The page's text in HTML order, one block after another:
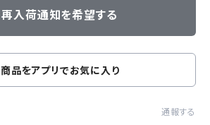
再入荷通知を希望する
商品をアプリでお気に入り
通報する